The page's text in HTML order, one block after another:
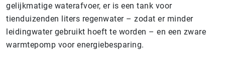
gelijkmatige waterafvoer, er is een tank voor
tienduizenden liters regenwater – zodat er minder
leidingwater gebruikt hoeft te worden – en een zware
warmtepomp voor energiebesparing.